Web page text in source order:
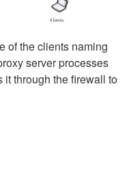
of the clients naming
server processes
it through the firewall to